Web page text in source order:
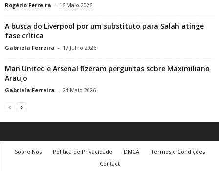
Rogério Ferreira - 16 Maio 2026
A busca do Liverpool por um substituto para Salah atinge
fase crítica
Gabriela Ferreira - 17 Julho 2026
Man United e Arsenal fizeram perguntas sobre Maximiliano
Araujo
Gabriela Ferreira - 24 Maio 2026
Sobre Nós Política de Privacidade DMCA
Termos e Condições
Contact